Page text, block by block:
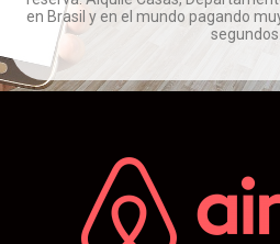
en Brasil y en el mundo pagando
segundos.